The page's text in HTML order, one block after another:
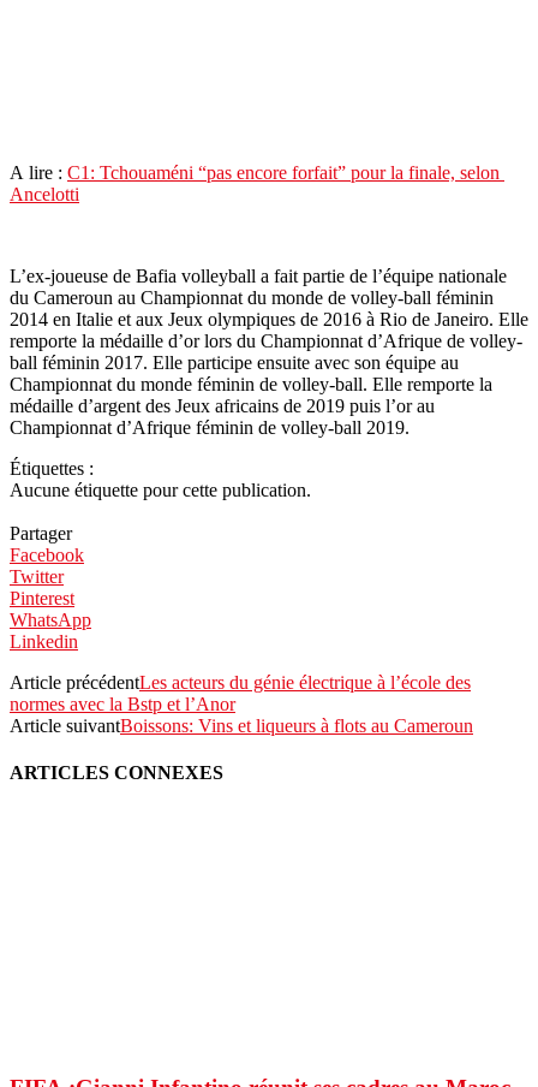
A lire : C1: Tchouaméni “pas encore forfait” pour la finale, selon
Ancelotti
L’ex-joueuse de Bafia volleyball a fait partie de l’équipe nationale
du Cameroun au Championnat du monde de volley-ball féminin
2014 en Italie et aux Jeux olympiques de 2016 à Rio de Janeiro. Elle
remporte la médaille d’or lors du Championnat d’Afrique de volley-
ball féminin 2017. Elle participe ensuite avec son équipe au
Championnat du monde féminin de volley-ball. Elle remporte la
médaille d’argent des Jeux africains de 2019 puis l’or au
Championnat d’Afrique féminin de volley-ball 2019.
Étiquettes :
Aucune étiquette pour cette publication.
Partager
Facebook
Twitter
Pinterest
WhatsApp
Linkedin
Article précédentLes acteurs du génie électrique à l’école des
normes avec la Bstp et l’Anor
Article suivantBoissons: Vins et liqueurs à flots au Cameroun
ARTICLES CONNEXES